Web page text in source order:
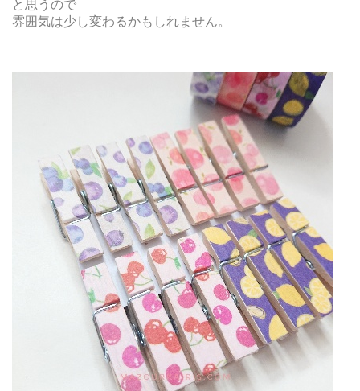
と思うので
雰囲気は少し変わるかもしれません。